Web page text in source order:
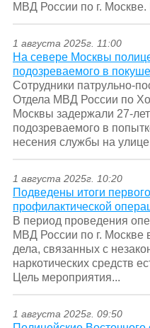
МВД России по г. Москве.
1 августа 2025г. 11:00
На севере Москвы
подозреваемого в
Сотрудники патрульно-
Отдела МВД России по
Москвы задержали 27-
подозреваемого в
несения службы на
1 августа 2025г. 10:20
Подведены итоги
профилактической
В период проведения
МВД России по г. Москве
дела, связанных с
наркотических средств
Цель мероприятия...
1 августа 2025г. 09:50